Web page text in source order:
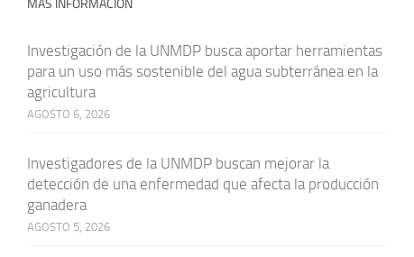
MÁS INFORMACIÓN
Investigación de la UNMDP busca aportar herramientas
para un uso más sostenible del agua subterránea en la
agricultura
AGOSTO 6, 2026
Investigadores de la UNMDP buscan mejorar la
detección de una enfermedad que afecta la producción
ganadera
AGOSTO 5, 2026